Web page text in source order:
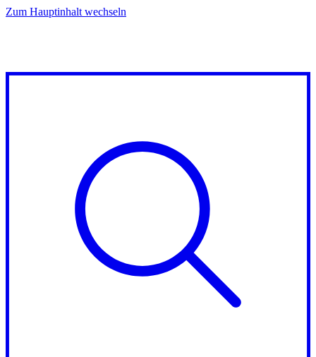
Zum Hauptinhalt wechseln